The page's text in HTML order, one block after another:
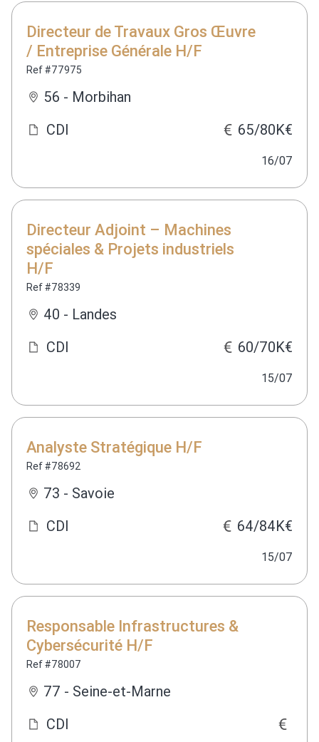
Directeur de Travaux Gros Œuvre
/ Entreprise Générale H/F
Ref #77975
56 - Morbihan
CDI
65/80K€
16/07
Directeur Adjoint – Machines
spéciales & Projets industriels
H/F
Ref #78339
40 - Landes
CDI
60/70K€
15/07
Analyste Stratégique H/F
Ref #78692
73 - Savoie
CDI
64/84K€
15/07
Responsable Infrastructures &
Cybersécurité H/F
Ref #78007
77 - Seine-et-Marne
CDI